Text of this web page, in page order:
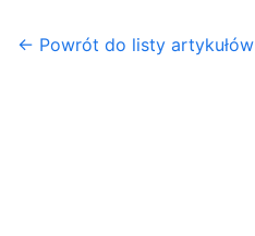
← Powrót do listy artykułów